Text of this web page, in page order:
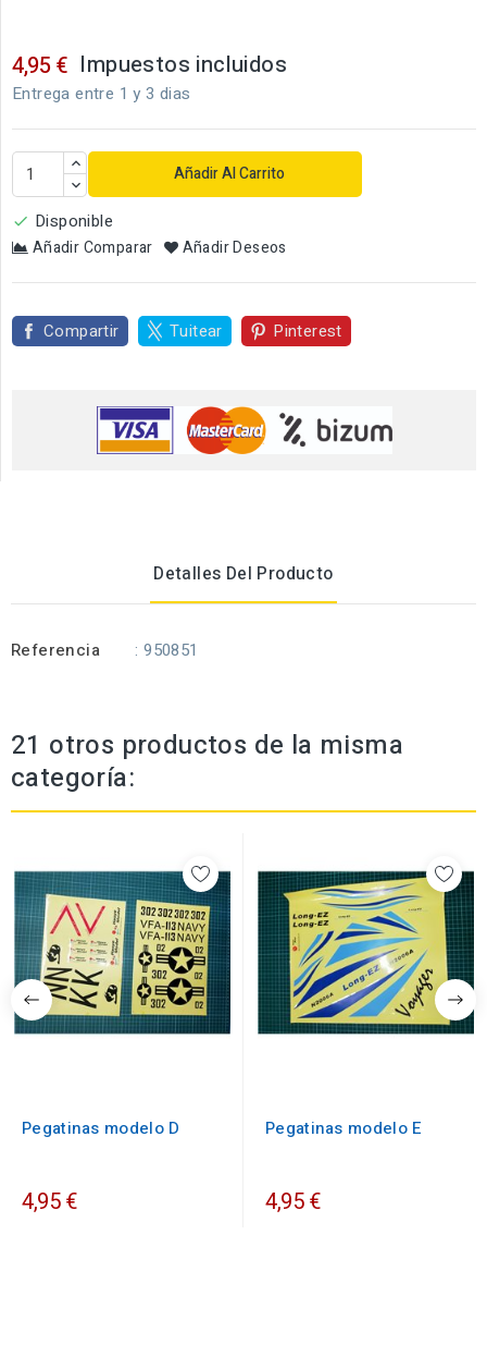
4,95 € Impuestos incluidos
Entrega entre 1 y 3 dias
Añadir Al Carrito
 Disponible
Añadir Comparar Añadir Deseos
Compartir Tuitear Pinterest
Detalles Del Producto
Referencia : 950851
21 otros productos de la misma
categoría:
Pegatinas modelo D
4,95 €
Pegatinas modelo E
4,95 €